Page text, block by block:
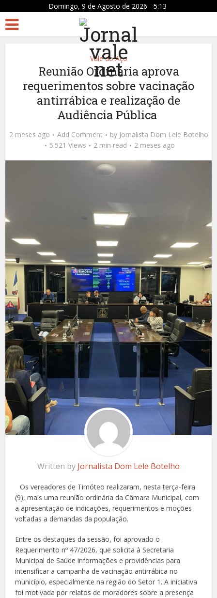
Domingo, 9 de Agosto de 2026 - 5:13
Vale do Aço
Reunião Ordinária aprova
requerimentos sobre vacinação
antirrábica e realização de
Audiência Pública
2 meses ago Add Comment by Jornalista Dom Lele Botelho
5.521 Views
2 min read 2 meses ago
Written by Jornalista Dom Lele Botelho
Os vereadores de Timóteo realizaram, nesta terça-feira
(9), mais uma reunião ordinária da Câmara Municipal, com
a apresentação de indicações, requerimentos e moções
voltadas a demandas da população.
Entre os destaques da sessão, foi aprovado o
Requerimento nº 47/2026, que solicita à Secretaria
Municipal de Saúde informações e providências para
intensificar a campanha de vacinação antirrábica no
município, especialmente na região do Setor 1. A iniciativa
foi motivada por relatos de moradores sobre a presença